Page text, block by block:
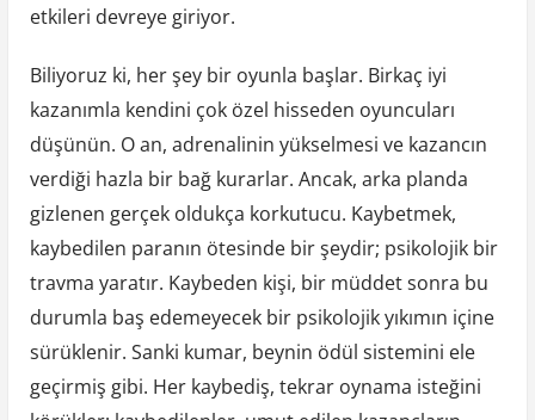
etkileri devreye giriyor.
Biliyoruz ki, her şey bir oyunla başlar. Birkaç iyi
kazanımla kendini çok özel hisseden oyuncuları
düşünün. O an, adrenalinin yükselmesi ve kazancın
verdiği hazla bir bağ kurarlar. Ancak, arka planda
gizlenen gerçek oldukça korkutucu. Kaybetmek,
kaybedilen paranın ötesinde bir şeydir; psikolojik bir
travma yaratır. Kaybeden kişi, bir müddet sonra bu
durumla baş edemeyecek bir psikolojik yıkımın içine
sürüklenir. Sanki kumar, beynin ödül sistemini ele
geçirmiş gibi. Her kaybediş, tekrar oynama isteğini